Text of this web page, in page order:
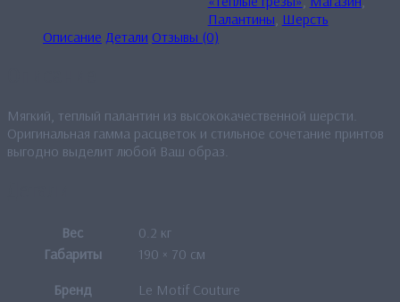
Палантины Шерсть
Описание Детали Отзывы (0)
Мягкий, теплый палантин из высококачественной шерсти.
Оригинальная гамма расцветок и стильное сочетание принтов
выгодно выделит любой Ваш образ.
Вес
0.2 кг
Габариты
190 × 70 см
Бренд
Le Motif Couture